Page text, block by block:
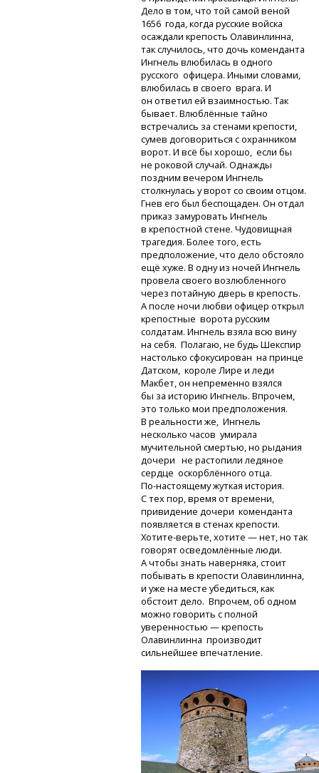
Дело в том, что той самой веной
1656 года, когда русские войска
осаждали крепость Олавинлинна,
так случилось, что дочь коменданта
Ингнель влюбилась в одного
русского офицера. Иными словами,
влюбилась в своего врага. И
он ответил ей взаимностью. Так
бывает. Влюблённые тайно
встречались за стенами крепости,
сумев договориться с охранником
ворот. И всё бы хорошо, если бы
не роковой случай. Однажды
поздним вечером Ингнель
столкнулась у ворот со своим отцом.
Гнев его был беспощаден. Он отдал
приказ замуровать Ингнель
в крепостной стене. Чудовищная
трагедия. Более того, есть
предположение, что дело обстояло
ещё хуже. В одну из ночей Ингнель
провела своего возлюбленного
через потайную дверь в крепость.
А после ночи любви офицер открыл
крепостные ворота русским
солдатам. Ингнель взяла всю вину
на себя. Полагаю, не будь Шекспир
настолько сфокусирован на принце
Датском, короле Лире и леди
Макбет, он непременно взялся
бы за историю Ингнель. Впрочем,
это только мои предположения.
В реальности же, Ингнель
несколько часов умирала
мучительной смертью, но рыдания
дочери не растопили ледяное
сердце оскорблённого отца.
По-настоящемужуткая история.
С тех пор, время от времени,
привидение дочери коменданта
появляется в стенах крепости.
Хотите-верьте,хотите — нет, но так
говорят осведомлённые люди.
А чтобы знать наверняка, стоит
побывать в крепости Олавинлинна,
и уже на месте убедиться, как
обстоит дело. Впрочем, об одном
можно говорить с полной
уверенностью — крепость
Олавинлинна производит
сильнейшее впечатление.